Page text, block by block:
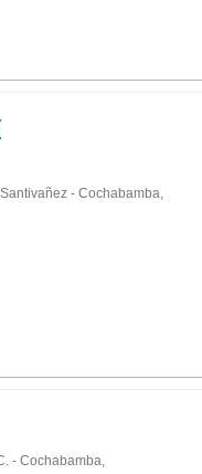
- Cochabamba,
- Cochabamba,